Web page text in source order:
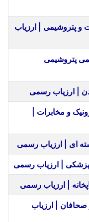
پتروشیمی | ارزیاب
پتروشیمی
| ارزیاب رسمی
و مخابرات |
ای | ارزیاب رسمی
| ارزیاب رسمی
| ارزیاب رسمی
| ارزیاب